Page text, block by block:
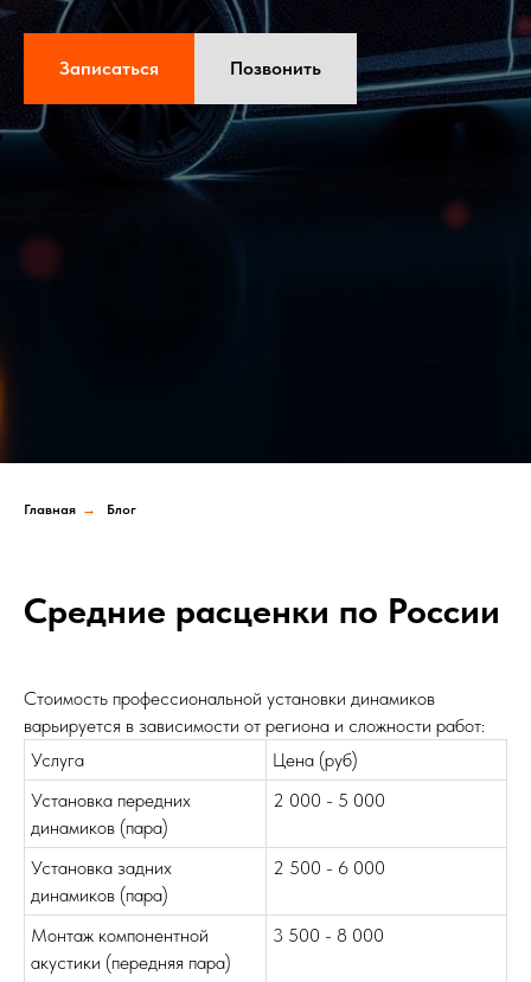
Записаться Позвонить
Главная → Блог
Средние расценки по России
Стоимость профессиональной установки динамиков
варьируется в зависимости от региона и сложности работ:
Услуга
Цена (руб)
Установка передних
динамиков (пара)
2 000 - 5 000
Установка задних
динамиков (пара)
2 500 - 6 000
Монтаж компонентной
акустики (передняя пара)
3 500 - 8 000